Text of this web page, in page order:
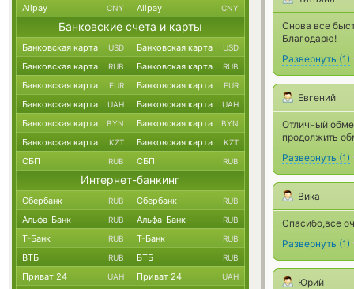
Снова все
Благодарю!
Развернуть (1)
Евгений
Отличный
продолжить
Развернуть (1)
Вика
Спасибо,все
Развернуть (1)
Юрий
Alipay CNY Alipay CNY
Банковские счета и карты
Банковская карта USD Банковская карта USD
Банковская карта RUB Банковская карта RUB
Банковская карта EUR Банковская карта EUR
Банковская карта UAH Банковская карта UAH
Банковская карта BYN Банковская карта BYN
Банковская карта KZT Банковская карта KZT
СБП RUB СБП RUB
Интернет-банкинг
Сбербанк RUB Сбербанк RUB
Альфа-Банк RUB Альфа-Банк RUB
Т-Банк RUB Т-Банк RUB
ВТБ RUB ВТБ RUB
Приват 24 UAH Приват 24 UAH